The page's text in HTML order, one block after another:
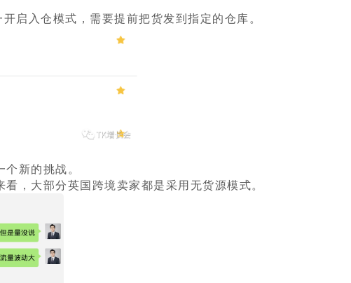
启入仓模式，需要提前把货发到指定的仓库。
新的挑战。
，大部分英国跨境卖家都是采用无货源模式。